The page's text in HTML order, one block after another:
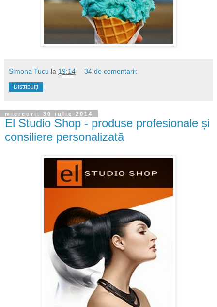
Simona Tucu la 19:14 34 de comentarii:
Distribuiți
miercuri, 30 iulie 2014
El Studio Shop - produse profesionale și
consiliere personalizată